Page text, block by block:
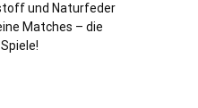
und Naturfeder
Matches – die